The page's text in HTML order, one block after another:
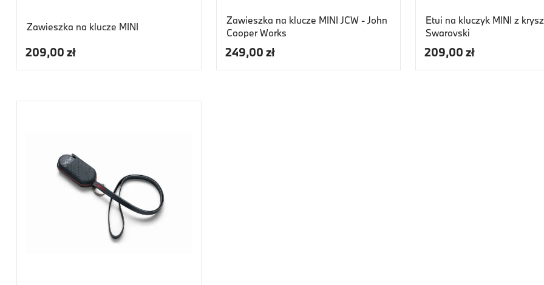
Zawieszka na klucze MINI
209,00 zł
Zawieszka na klucze MINI JCW - John
Cooper Works
249,00 zł
Etui na kluczyk MINI z
Swarovski
209,00 zł